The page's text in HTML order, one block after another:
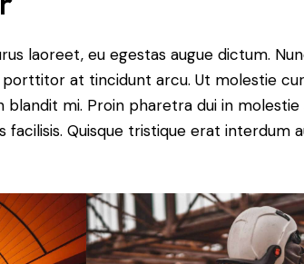
laoreet, eu egestas augue dictum.
at tincidunt arcu. Ut molestie
mi. Proin pharetra dui in molestie
Quisque tristique erat interdum